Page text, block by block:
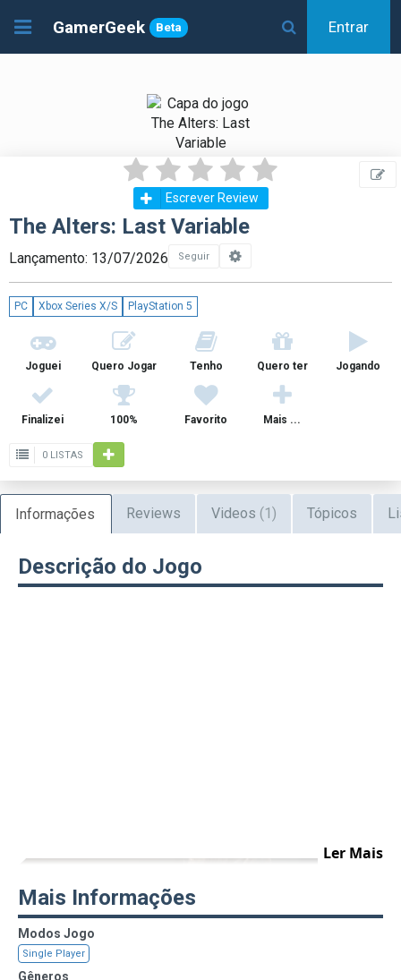
GamerGeek Beta Entrar
Escrever Review
The Alters: Last Variable
Lançamento: 13/07/2026 Seguir
PC Xbox Series X/S PlayStation 5
Joguei Quero Jogar Tenho Quero ter Jogando
Finalizei 100% Favorito Mais ...
0 LISTAS
Informações Reviews Videos (1) Tópicos
Descrição do Jogo
Ler Mais
Mais Informações
Modos Jogo
Single Player
Gêneros